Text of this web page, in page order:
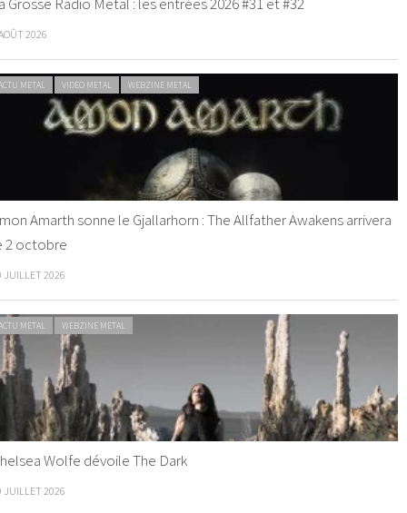
2026
METAL VIDEO METAL WEBZINE METAL
Amarth sonne le Gjallarhorn : The Allfather Awakens arrivera
2 octobre
JUILLET 2026
METAL WEBZINE METAL
Wolfe dévoile The Dark
JUILLET 2026